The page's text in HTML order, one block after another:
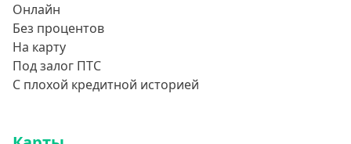
Онлайн
Без процентов
На карту
Под залог ПТС
С плохой кредитной историей